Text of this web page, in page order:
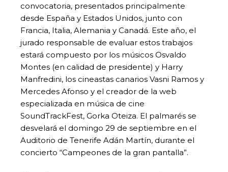
convocatoria, presentados principalmente
desde España y Estados Unidos, junto con
Francia, Italia, Alemania y Canadá. Este año, el
jurado responsable de evaluar estos trabajos
estará compuesto por los músicos Osvaldo
Montes (en calidad de presidente) y Harry
Manfredini, los cineastas canarios Vasni Ramos y
Mercedes Afonso y el creador de la web
especializada en música de cine
SoundTrackFest, Gorka Oteiza. El palmarés se
desvelará el domingo 29 de septiembre en el
Auditorio de Tenerife Adán Martín, durante el
concierto “Campeones de la gran pantalla”.